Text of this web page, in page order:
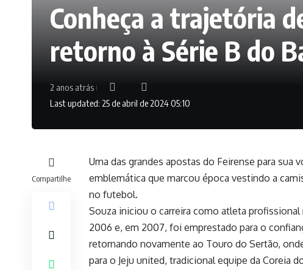
Conheça a trajetória
retorno à Série B do
Last updated: 25 de abril de 2024 05:10
2 anos atrás
Compartilhe
Uma das grandes apostas do Feirense para
emblemática que marcou época vestindo a
no futebol.
Souza iniciou o carreira como atleta
2006 e, em 2007, foi emprestado para o
retornando novamente ao Touro do Sertão,
para o Jeju united, tradicional equipe da Coreia